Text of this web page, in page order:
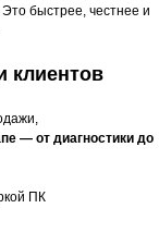
быстрее, честнее и
клиентов
— от диагностики до
ПК